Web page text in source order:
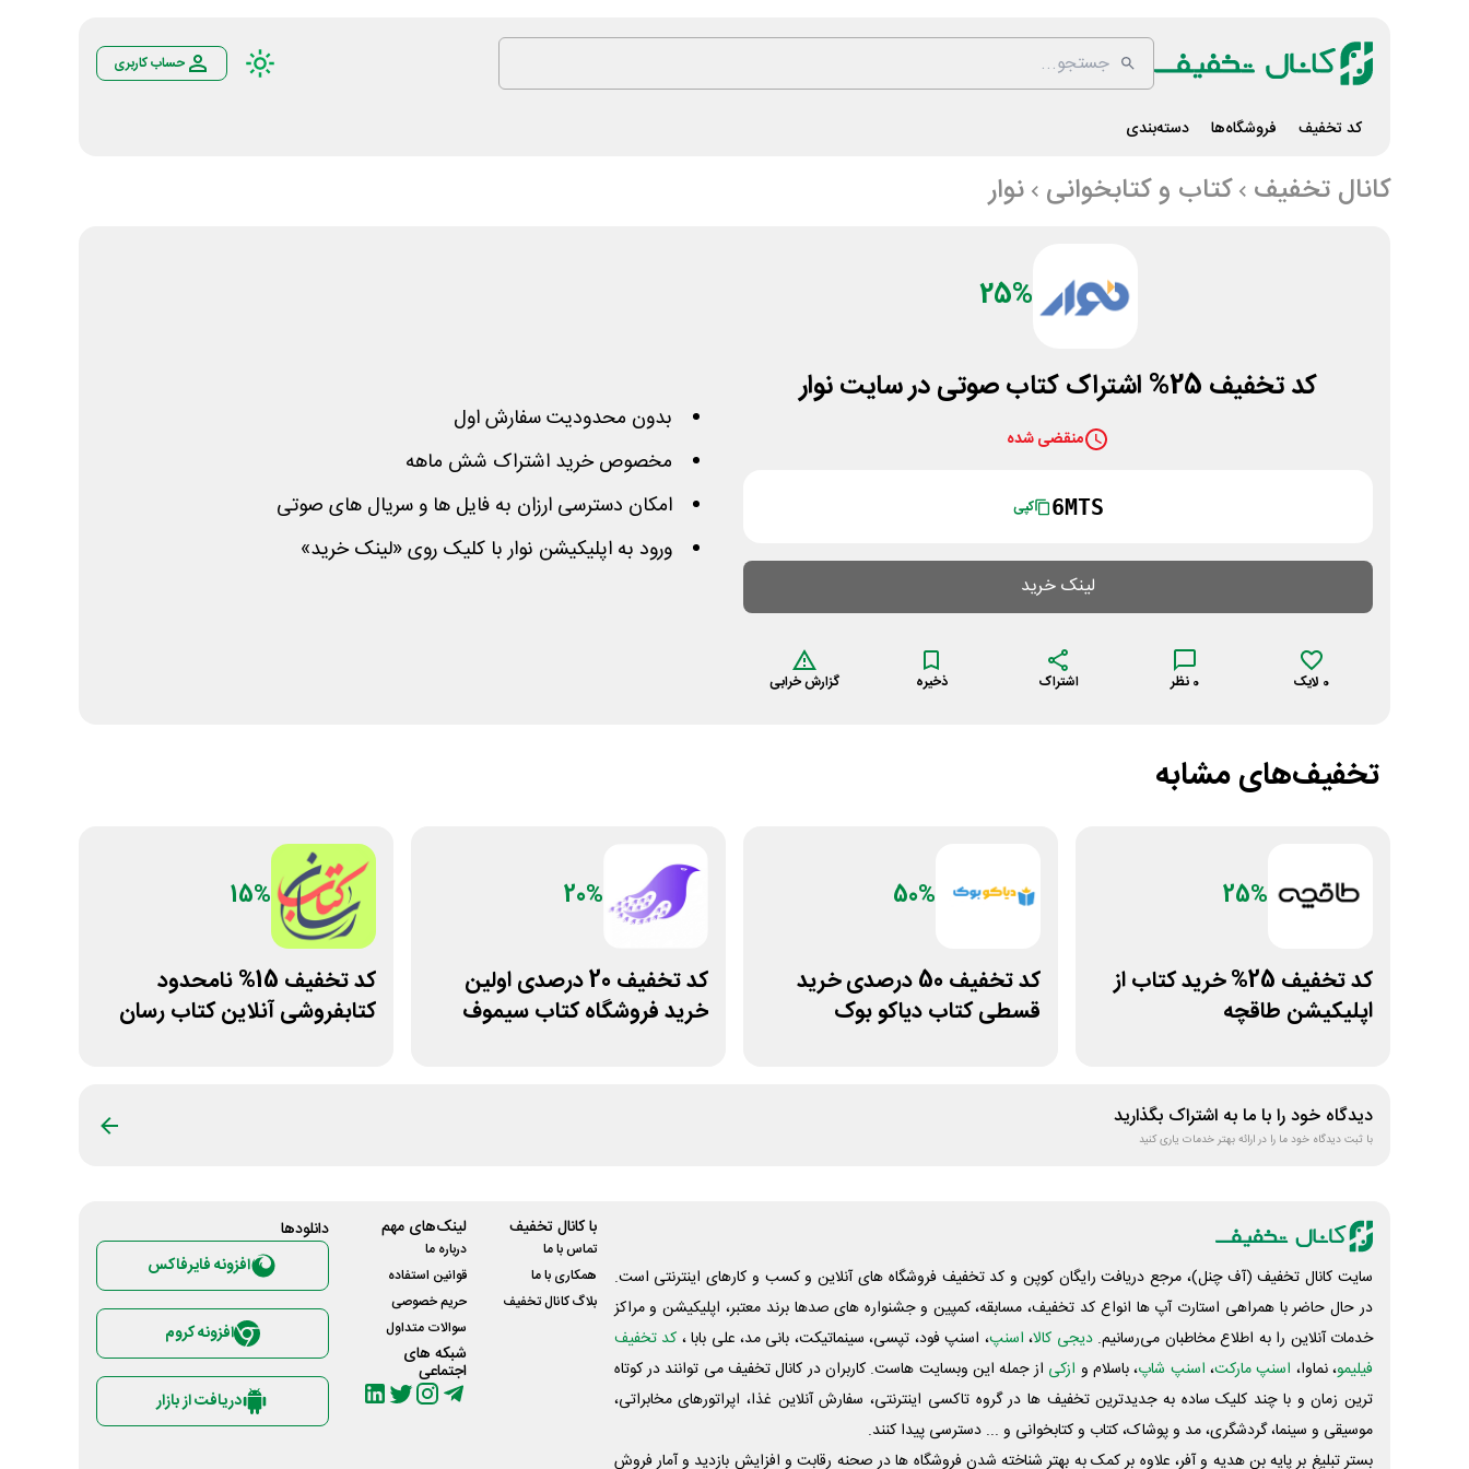
حساب کاربری
کد تخفیف فروشگاه‌ها دسته‌بندی
کانال تخفیف کتاب و کتابخوانی نوار
25%
کد تخفیف 25% اشتراک کتاب صوتی در سایت نوار
منقضی شده
6MTS کپی
لینک خرید
0 لایک 0 نظر اشتراک ذخیره گزارش خرابی
بدون محدودیت سفارش اول
مخصوص خرید اشتراک شش ماهه
امکان دسترسی ارزان به فایل ها و سریال های صوتی
ورود به اپلیکیشن نوار با کلیک روی «لینک خرید»
تخفیف‌های مشابه
25%
کد تخفیف 25% خرید کتاب از
اپلیکیشن طاقچه
50%
کد تخفیف 50 درصدی خرید
قسطی کتاب دیاکو بوک
20%
کد تخفیف 20 درصدی اولین
خرید فروشگاه کتاب سیموف
15%
کد تخفیف 15% نامحدود
کتابفروشی آنلاین کتاب رسان
دیدگاه خود را با ما به اشتراک بگذارید
با ثبت دیدگاه خود ما را در ارائه بهتر خدمات یاری کنید
سایت کانال تخفیف (آف چنل)، مرجع دریافت رایگان کوپن و کد تخفیف فروشگاه های آنلاین و کسب و‌ کارهای اینترنتی است.
در حال حاضر با همراهی استارت آپ ها انواع کد تخفیف، مسابقه، کمپین و جشنواره های صدها برند معتبر، اپلیکیشن و مراکز
خدمات آنلاین را به اطلاع مخاطبان می‌رسانیم. دیجی کالا، اسنپ، اسنپ فود، تپسی، سینماتیکت، بانی مد، علی‌ بابا ، کد تخفیف
فیلیمو، نماوا، اسنپ مارکت، اسنپ شاپ، باسلام و ازکی از جمله این وبسایت ‌هاست. کاربران در کانال تخفیف می توانند در کوتاه
ترین زمان و با چند کلیک ساده به جدیدترین تخفیف ها در گروه تاکسی اینترنتی، سفارش آنلاین غذا، اپراتورهای مخابراتی،
موسیقی و سینما، گردشگری، مد و پوشاک، کتاب و کتابخوانی و ... دسترسی پیدا کنند.
بستر تبلیغ بر پایه بن هدیه و آفر، علاوه بر کمک به بهتر شناخته شدن فروشگاه ها در صحنه رقابت و افزایش بازدید و آمار فروش
با کانال تخفیف
تماس با ما
همکاری با ما
بلاگ کانال تخفیف
لینک‌های مهم
درباره ما
قوانین استفاده
حریم خصوصی
سوالات متداول
شبکه های
اجتماعی
دانلود‌ها
افزونه فایرفاکس
افزونه کروم
دریافت از بازار